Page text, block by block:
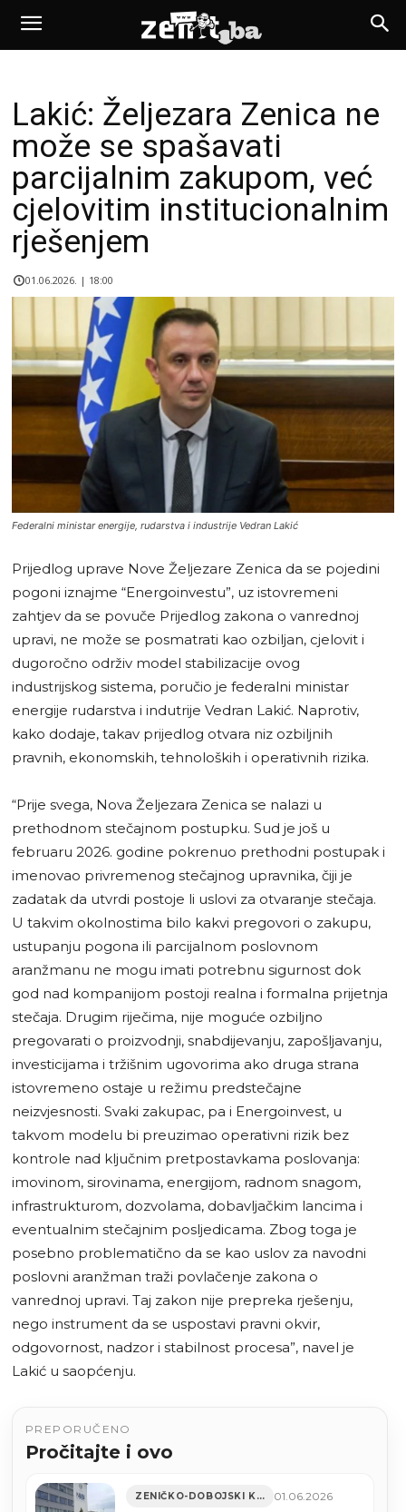
Lakić: Željezara Zenica ne
može se spašavati
parcijalnim zakupom, već
cjelovitim institucionalnim
rješenjem
01.06.2026. | 18:00
Federalni ministar energije, rudarstva i industrije Vedran Lakić
Prijedlog uprave Nove Željezare Zenica da se pojedini
pogoni iznajme “Energoinvestu”, uz istovremeni
zahtjev da se povuče Prijedlog zakona o vanrednoj
upravi, ne može se posmatrati kao ozbiljan, cjelovit i
dugoročno održiv model stabilizacije ovog
industrijskog sistema, poručio je federalni ministar
energije rudarstva i indutrije Vedran Lakić. Naprotiv,
kako dodaje, takav prijedlog otvara niz ozbiljnih
pravnih, ekonomskih, tehnoloških i operativnih rizika.
“Prije svega, Nova Željezara Zenica se nalazi u
prethodnom stečajnom postupku. Sud je još u
februaru 2026. godine pokrenuo prethodni postupak i
imenovao privremenog stečajnog upravnika, čiji je
zadatak da utvrdi postoje li uslovi za otvaranje stečaja.
U takvim okolnostima bilo kakvi pregovori o zakupu,
ustupanju pogona ili parcijalnom poslovnom
aranžmanu ne mogu imati potrebnu sigurnost dok
god nad kompanijom postoji realna i formalna prijetnja
stečaja. Drugim riječima, nije moguće ozbiljno
pregovarati o proizvodnji, snabdijevanju, zapošljavanju,
investicijama i tržišnim ugovorima ako druga strana
istovremeno ostaje u režimu predstečajne
neizvjesnosti. Svaki zakupac, pa i Energoinvest, u
takvom modelu bi preuzimao operativni rizik bez
kontrole nad ključnim pretpostavkama poslovanja:
imovinom, sirovinama, energijom, radnom snagom,
infrastrukturom, dozvolama, dobavljačkim lancima i
eventualnim stečajnim posljedicama. Zbog toga je
posebno problematično da se kao uslov za navodni
poslovni aranžman traži povlačenje zakona o
vanrednoj upravi. Taj zakon nije prepreka rješenju,
nego instrument da se uspostavi pravni okvir,
odgovornost, nadzor i stabilnost procesa”, navel je
Lakić u saopćenju.
PREPORUČENO
Pročitajte i ovo
ZENIČKO-DOBOJSKI KANTON 01.06.2026